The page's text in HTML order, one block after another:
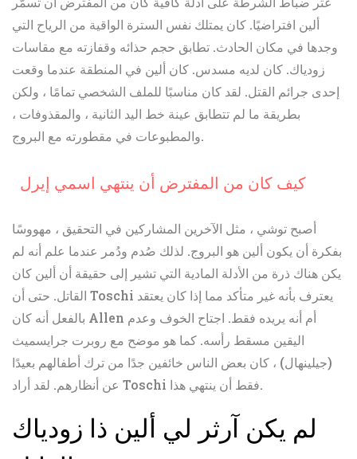
ألين افتراضيًا. كان يمتلك نفس السترة الواقية من الرياح التي
وجدها في مكان الحادث. تطابق حجم حذائه وقفازته مع مقاسات
زودياك. كان لديه مسدس. كان ألين في المنطقة عندما وقعت
إحدى جرائم القتل. لقد كان مناسبًا للملف الشخصي تمامًا ، ولكن
بطريقة ما لم تتطابق عينة خط اليد الثانية ، والمقذوفات ،
والمطبوعات في مقطورته مع البروج.
كيف كان من المفترض أن ينتهي اسمي إيرل
أصبح توشي ، مثل الآخرين المشاركين في التحقيق ، مهووسًا
بفكرة أن يكون ألين هو البروج. لذلك صُدم ودُمر عندما علم أنه لم
يكن هناك ذرة من الأدلة المادية التي تشير إلى حقيقة أن ألين كان
القاتل. حتى أن Toschi يعترف بأنه غير متأكد مما إذا كان يعتقد
بالفعل أنه كان Allen أم أنه يريده فقط. اجتاح الخوف وعدم
اليقين مسقط رأسه. كما هو موضح مع روبرت جرايسميث
(جيلينهال) ، كان بعض الناس خائفين جدًا من ترك أطفالهم بعيدًا
عن أنظارهم. لقد أراد Toschi فقط أن ينتهي هذا.
لم يكن آرثر لي ألين ذا زودياك